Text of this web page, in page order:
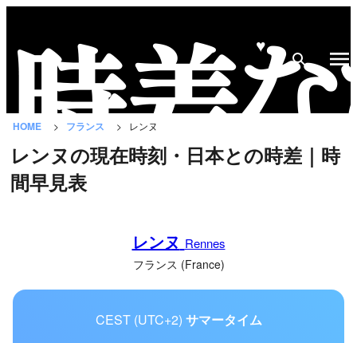
♥
HOME フランス レンヌ
レンヌの現在時刻・日本との時差｜時
間早見表
レンヌ Rennes
フランス (France)
CEST (UTC+2) サマータイム
な
と
は？